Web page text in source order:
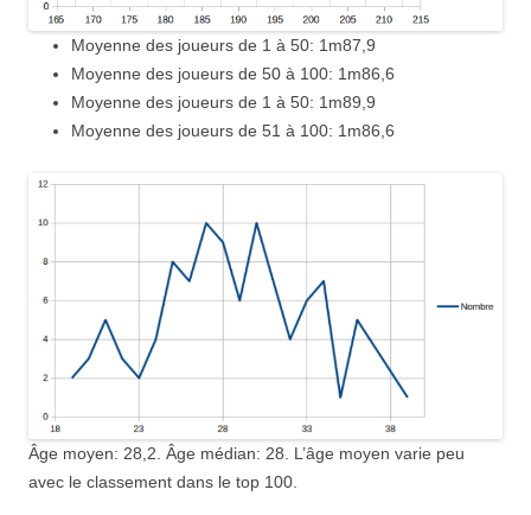
Moyenne des joueurs de 1 à 50: 1m87,9
Moyenne des joueurs de 50 à 100: 1m86,6
Moyenne des joueurs de 1 à 50: 1m89,9
Moyenne des joueurs de 51 à 100: 1m86,6
Âge moyen: 28,2. Âge médian: 28. L’âge moyen varie peu
avec le classement dans le top 100.